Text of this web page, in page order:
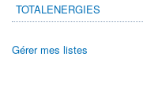
TOTALENERGIES
Gérer mes listes